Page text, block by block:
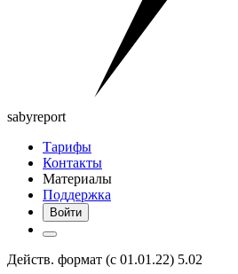
sabyreport
Тарифы
Контакты
Материалы
Поддержка
Войти
Действ. формат (с 01.01.22) 5.02